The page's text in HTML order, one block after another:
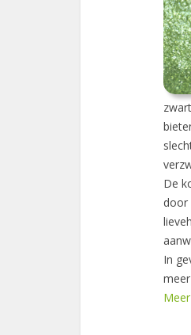
De
door
In